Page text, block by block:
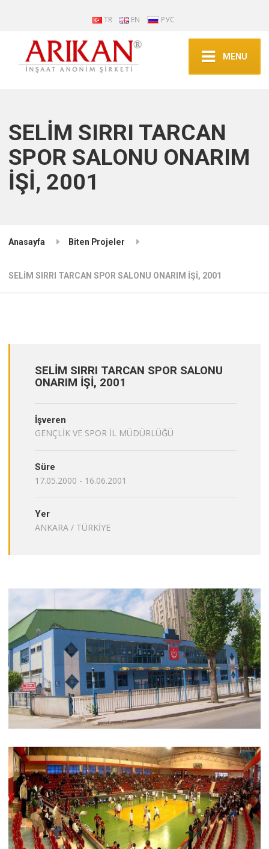
TR EN РУС
MENU
SELİM SIRRI TARCAN
SPOR SALONU ONARIM
İŞİ, 2001
Anasayfa Biten Projeler
SELİM SIRRI TARCAN SPOR SALONU ONARIM İŞİ, 2001
SELİM SIRRI TARCAN SPOR SALONU
ONARIM İŞİ, 2001
İşveren
GENÇLİK VE SPOR İL MÜDÜRLÜĞÜ
Süre
17.05.2000 - 16.06.2001
Yer
ANKARA / TÜRKİYE